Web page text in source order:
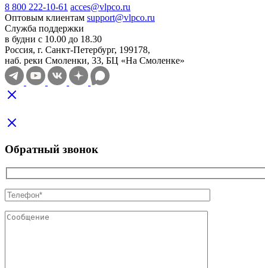
8 800 222-10-61 acces@vlpco.ru
Оптовым клиентам support@vlpco.ru
Служба поддержки
в будни с 10.00 до 18.30
Россия, г. Санкт-Петербург, 199178,
наб. реки Смоленки, 33, БЦ «На Смоленке»
Обратный звонок